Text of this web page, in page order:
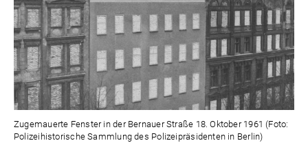
Zugemauerte Fenster in der Bernauer Straße 18. Oktober 1961 (Foto:
Polizeihistorische Sammlung des Polizeipräsidenten in Berlin)